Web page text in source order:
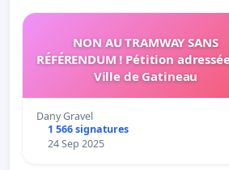
NON AU TRAMWAY SANS
RÉFÉRENDUM ! Pétition
Ville de Gatineau
Dany Gravel
1 566 signatures
24 Sep 2025